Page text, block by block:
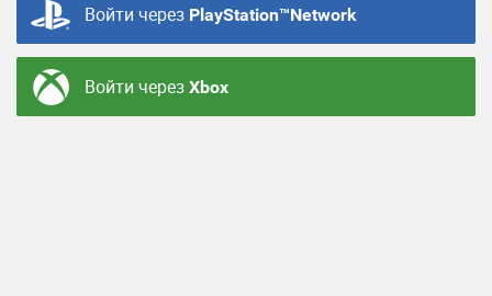
Войти через PlayStation™Network
Войти черезXbox